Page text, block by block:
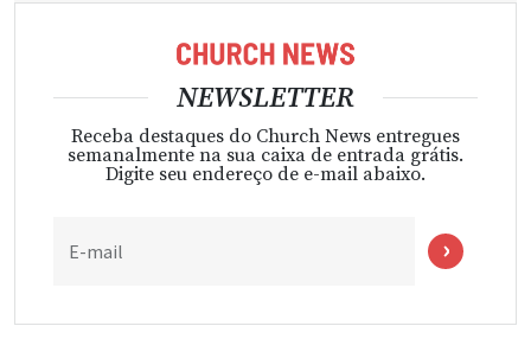
NEWSLETTER
Receba destaques do Church News entregues
semanalmente na sua caixa de entrada grátis.
Digite seu endereço de e-mail abaixo.
E-mail